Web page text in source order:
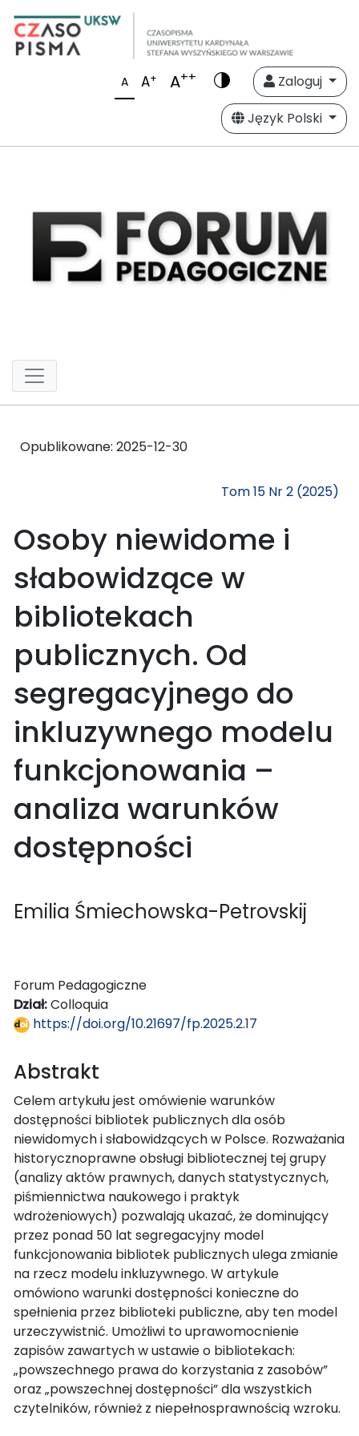
A A+ A++
Zaloguj
Język Polski
Opublikowane: 2025-12-30
Tom 15 Nr 2 (2025)
Osoby niewidome i
słabowidzące w
bibliotekach
publicznych. Od
segregacyjnego do
inkluzywnego modelu
funkcjonowania –
analiza warunków
dostępności
Emilia Śmiechowska-Petrovskij
Forum Pedagogiczne
Dział:Colloquia
https://doi.org/10.21697/fp.2025.2.17
Abstrakt
Celem artykułu jest omówienie warunków
dostępności bibliotek publicznych dla osób
niewidomych i słabowidzących w Polsce. Rozważania
historycznoprawne obsługi bibliotecznej tej grupy
(analizy aktów prawnych, danych statystycznych,
piśmiennictwa naukowego i praktyk
wdrożeniowych) pozwalają ukazać, że dominujący
przez ponad 50 lat segregacyjny model
funkcjonowania bibliotek publicznych ulega zmianie
na rzecz modelu inkluzywnego. W artykule
omówiono warunki dostępności konieczne do
spełnienia przez biblioteki publiczne, aby ten model
urzeczywistnić. Umożliwi to uprawomocnienie
zapisów zawartych w ustawie o bibliotekach:
„powszechnego prawa do korzystania z zasobów”
oraz „powszechnej dostępności” dla wszystkich
czytelników, również z niepełnosprawnością wzroku.